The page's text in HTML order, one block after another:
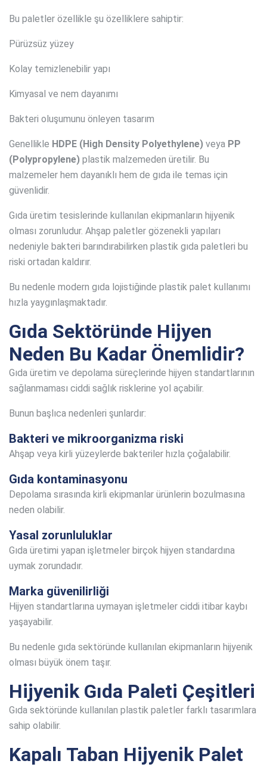
Bu paletler özellikle şu özelliklere sahiptir:
Pürüzsüz yüzey
Kolay temizlenebilir yapı
Kimyasal ve nem dayanımı
Bakteri oluşumunu önleyen tasarım
Genellikle HDPE (High Density Polyethylene) veya PP
(Polypropylene) plastik malzemeden üretilir. Bu
malzemeler hem dayanıklı hem de gıda ile temas için
güvenlidir.
Gıda üretim tesislerinde kullanılan ekipmanların hijyenik
olması zorunludur. Ahşap paletler gözenekli yapıları
nedeniyle bakteri barındırabilirken plastik gıda paletleri bu
riski ortadan kaldırır.
Bu nedenle modern gıda lojistiğinde plastik palet kullanımı
hızla yaygınlaşmaktadır.
Gıda Sektöründe Hijyen
Neden Bu Kadar Önemlidir?
Gıda üretim ve depolama süreçlerinde hijyen standartlarının
sağlanmaması ciddi sağlık risklerine yol açabilir.
Bunun başlıca nedenleri şunlardır:
Bakteri ve mikroorganizma riski
Ahşap veya kirli yüzeylerde bakteriler hızla çoğalabilir.
Gıda kontaminasyonu
Depolama sırasında kirli ekipmanlar ürünlerin bozulmasına
neden olabilir.
Yasal zorunluluklar
Gıda üretimi yapan işletmeler birçok hijyen standardına
uymak zorundadır.
Marka güvenilirliği
Hijyen standartlarına uymayan işletmeler ciddi itibar kaybı
yaşayabilir.
Bu nedenle gıda sektöründe kullanılan ekipmanların hijyenik
olması büyük önem taşır.
Hijyenik Gıda Paleti Çeşitleri
Gıda sektöründe kullanılan plastik paletler farklı tasarımlara
sahip olabilir.
Kapalı Taban Hijyenik Palet